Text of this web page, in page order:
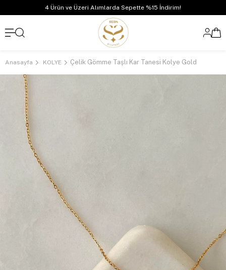
4 Ürün ve Üzeri Alımlarda Sepette %15 İndirim!
Anasayfa KOLYE Çelik Gömme Taşlı Kar Tanesi Kolye Gold